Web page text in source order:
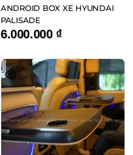
ANDROID BOX XE HYUNDAI
PALISADE
6.000.000 ₫